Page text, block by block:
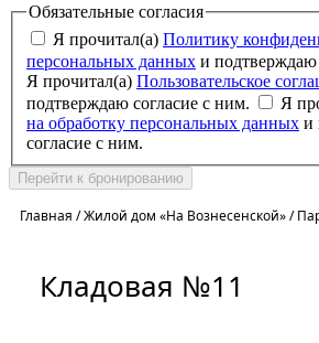
Обязательные согласия
Я прочитал(а) Политику
персональных данных и подтверждаю
Я прочитал(а) Пользовательское
подтверждаю согласие с ним.
Я
на обработку персональных данных
согласие с ним.
Перейти к бронированию
Главная /Жилой дом «На Вознесенской»/
Кладовая №11